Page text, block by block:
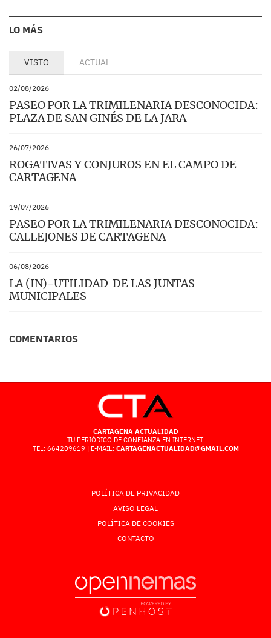
LO MÁS
VISTO ACTUAL
02/08/2026
PASEO POR LA TRIMILENARIA DESCONOCIDA:
PLAZA DE SAN GINÉS DE LA JARA
26/07/2026
ROGATIVAS Y CONJUROS EN EL CAMPO DE
CARTAGENA
19/07/2026
PASEO POR LA TRIMILENARIA DESCONOCIDA:
CALLEJONES DE CARTAGENA
06/08/2026
LA (IN)-UTILIDAD DE LAS JUNTAS
MUNICIPALES
COMENTARIOS
CARTAGENA ACTUALIDAD
TU PERIÓDICO DE CONFIANZA EN INTERNET.
TEL: 664209619 | E-MAIL: CARTAGENACTUALIDAD@GMAIL.COM
POLÍTICA DE PRIVACIDAD
AVISO LEGAL
POLÍTICA DE COOKIES
CONTACTO